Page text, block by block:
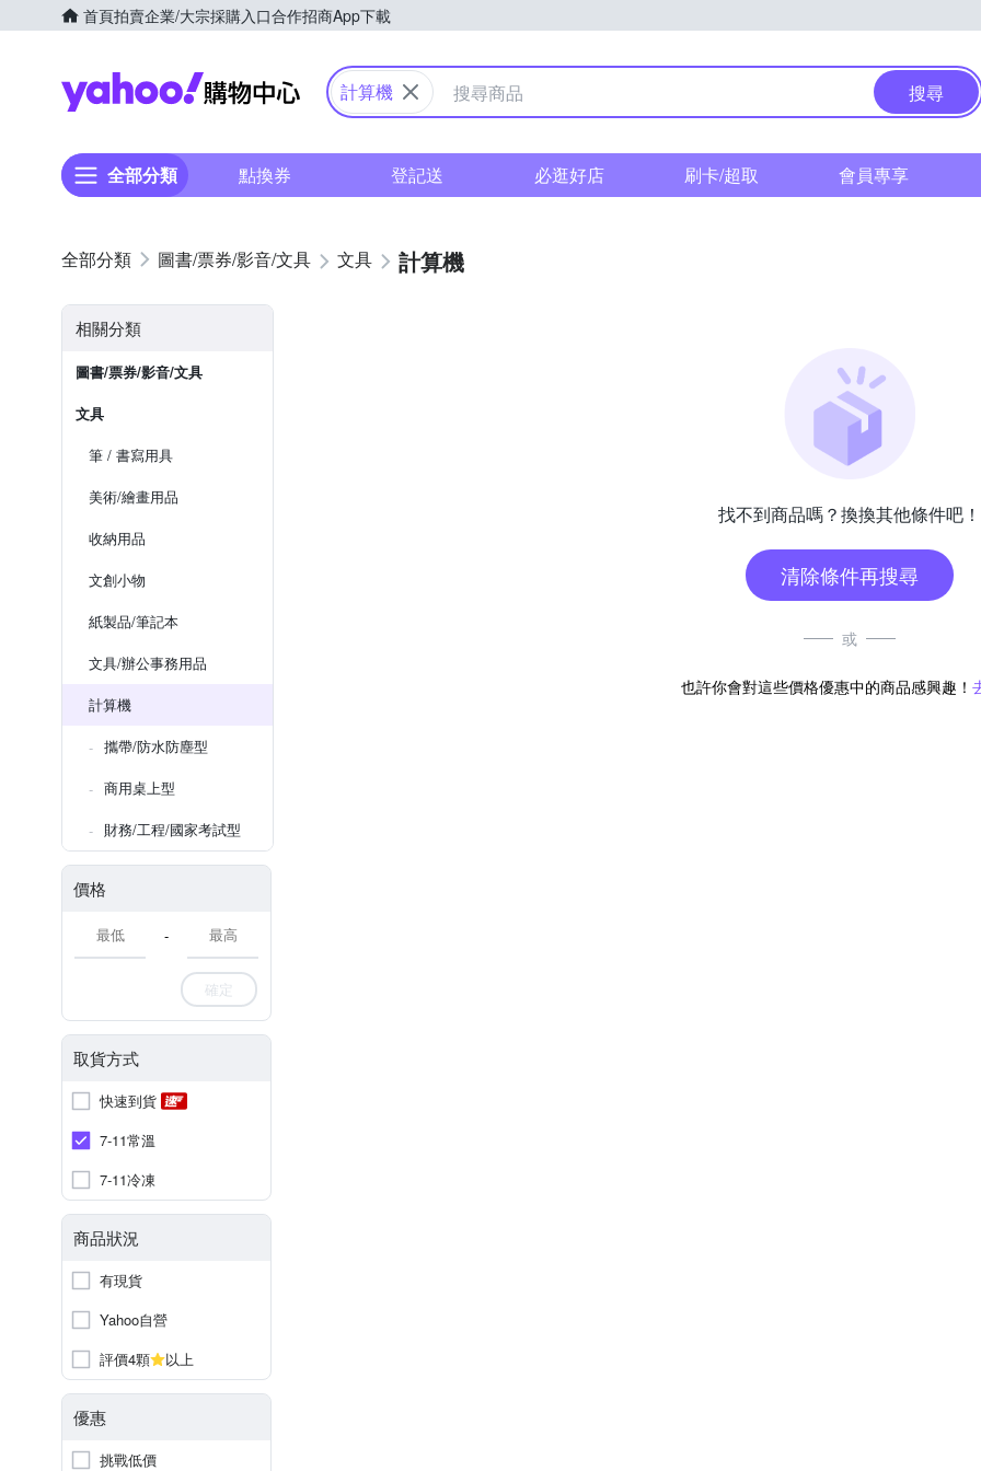
首頁拍賣企業/大宗採購入口合作招商App下載
Yahoo購物中心
計算機 搜尋
全部分類 點換券 登記送 必逛好店 刷卡/超取 會員專享
圖書/票券/影音/文具 文具 計算機
相關分類
圖書/票券/影音/文具
文具
筆 / 書寫用具
美術/繪畫用品
收納用品
文創小物
紙製品/筆記本
文具/辦公事務用品
計算機
攜帶/防水防塵型
商用桌上型
財務/工程/國家考試型
價格
-
確定
取貨方式
快速到貨
7-11常溫
7-11冷凍
商品狀況
有現貨
Yahoo自營
評價4顆
以上
優惠
挑戰低價
找不到商品嗎？換換其他條件吧！
清除條件再搜尋
或
也許你會對這些價格優惠中的商品感興趣！